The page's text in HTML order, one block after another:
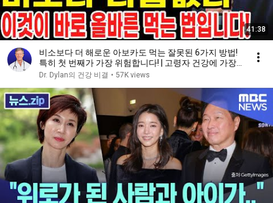
41:38
비소보다 더 해로운 아보카도 먹는 잘못된 6가지 방법!
특히 첫 번째가 가장 위험합니다! | 고령자 건강에 가장
좋은 아보카도 섭취법
Dr. Dylan의 건강 비결 • 57K views